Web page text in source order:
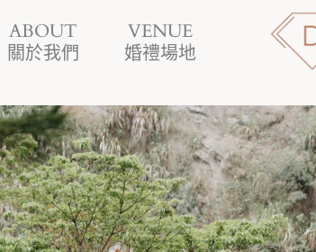
ABOUT
關於我們
VENUE
婚禮場地